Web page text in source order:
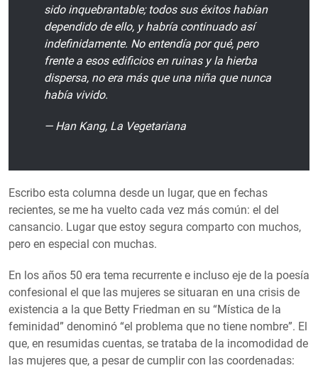
sido inquebrantable; todos sus éxitos habían
dependido de ello, y habría continuado así
indefinidamente. No entendía por qué, pero
frente a esos edificios en ruinas y la hierba
dispersa, no era más que una niña que nunca
había vivido.
— Han Kang, La Vegetariana
Escribo esta columna desde un lugar, que en fechas
recientes, se me ha vuelto cada vez más común: el del
cansancio. Lugar que estoy segura comparto con muchos,
pero en especial con muchas.
En los años 50 era tema recurrente e incluso eje de la poesía
confesional el que las mujeres se situaran en una crisis de
existencia a la que Betty Friedman en su “Mística de la
feminidad” denominó “el problema que no tiene nombre”. El
que, en resumidas cuentas, se trataba de la incomodidad de
las mujeres que, a pesar de cumplir con las coordenadas: